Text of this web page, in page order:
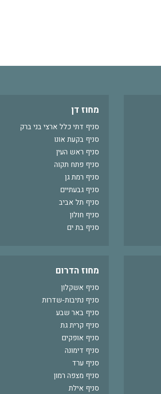
מחוז דן
סניף דתי כלל ארצי בני ברק
סניף בקעת אונו
סניף ראש העין
סניף פתח תקוה
סניף רמת גן
סניף גבעתיים
סניף תל אביב
סניף חולון
סניף בת ים
מחוז הדרום
סניף אשקלון
סניף נתיבות-שדרות
סניף באר שבע
סניף קרית גת
סניף אופקים
סניף דימונה
סניף ערד
סניף מצפה רמון
סניף אילת